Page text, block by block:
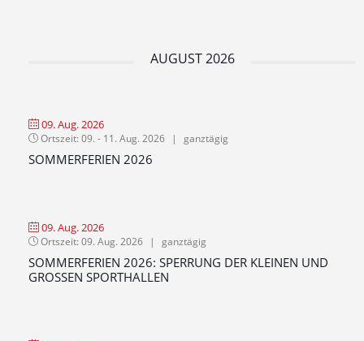
AUGUST 2026
09. Aug. 2026
Ortszeit: 09. - 11. Aug. 2026 | ganztägig
SOMMERFERIEN 2026
09. Aug. 2026
Ortszeit: 09. Aug. 2026 | ganztägig
SOMMERFERIEN 2026: SPERRUNG DER KLEINEN UND
GROSSEN SPORTHALLEN